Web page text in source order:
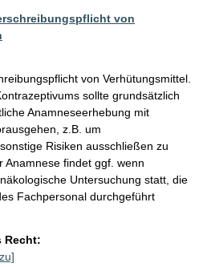
von
von Verhütungsmittel.
sollte grundsätzlich
Anamneseerhebung mit
z.B. um
Risiken ausschließen zu
Anamnese findet ggf. wenn
Untersuchung statt, die
Fachpersonal durchgeführt
Recht: